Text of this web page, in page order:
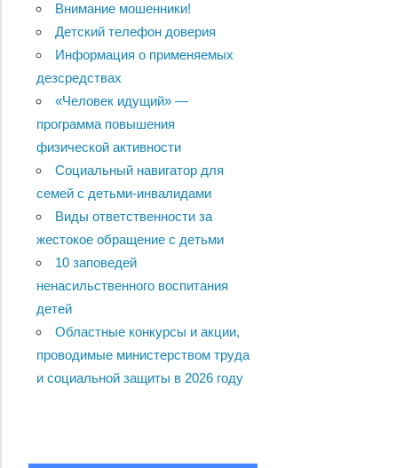
Внимание мошенники!
Детский телефон доверия
Информация о применяемых
дезсредствах
«Человек идущий» —
программа повышения
физической активности
Социальный навигатор для
семей с детьми-инвалидами
Виды ответственности за
жестокое обращение с детьми
10 заповедей
ненасильственного воспитания
детей
Областные конкурсы и акции,
проводимые министерством труда
и социальной защиты в 2026 году